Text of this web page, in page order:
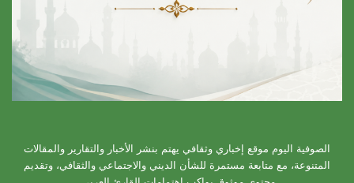
الصوفية اليوم موقع إخباري وثقافي يهتم بنشر الأخبار والتقارير والمقالات
المتنوعة، مع متابعة مستمرة للشأن الديني والاجتماعي والثقافي، وتقديم